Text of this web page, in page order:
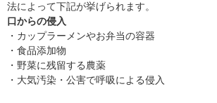
法によって下記が挙げられます。
口からの侵入
・カップラーメンやお弁当の容器
・食品添加物
・野菜に残留する農薬
・大気汚染・公害で呼吸による侵入